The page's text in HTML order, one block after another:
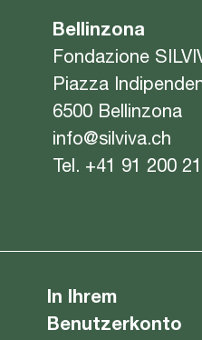
Bellinzona
Fondazione
Piazza
6500 Bellinzona
info@silviva.ch
Tel. +41 91 200
In Ihrem
Benutzerkonto